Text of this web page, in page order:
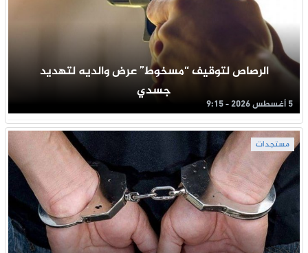
الرصاص لتوقيف “مسخوط” عرض والديه لتهديد
جسدي
5 أغسطس 2026 - 9:15
مستجدات